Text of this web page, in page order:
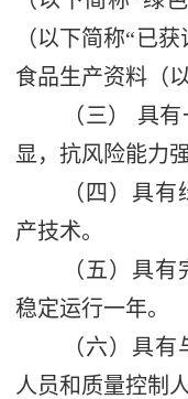
（以下简称“已获
食品生产资料（
（三）
具
显，抗风险能力强
（四）具
产技术。
（五）具
稳定运行一年。
（六）具
人员和质量控制人